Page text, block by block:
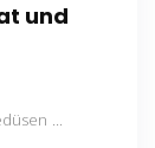
und
...